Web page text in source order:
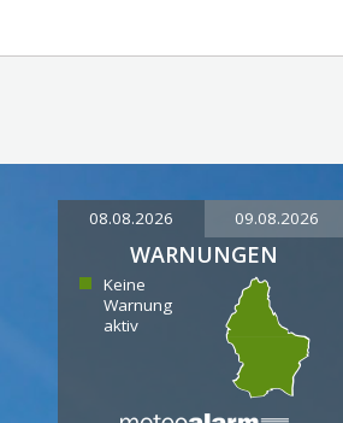
08.08.2026 09.08.2026
WARNUNGEN
Keine
Warnung
aktiv